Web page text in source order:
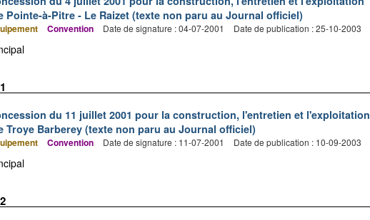
Pointe-à-Pitre - Le Raizet (texte non paru au Journal officiel)
Convention Date de signature : 04-07-2001 Date de publication : 25-10-2003
du 11 juillet 2001 pour la construction, l'entretien et l'exploitation
Troye Barberey (texte non paru au Journal officiel)
Convention Date de signature : 11-07-2001 Date de publication : 10-09-2003